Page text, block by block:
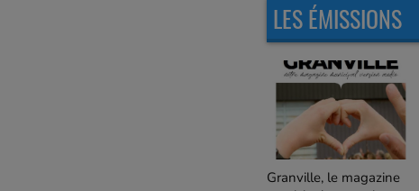
LES ÉMISSIONS
Les Moissons Bleues